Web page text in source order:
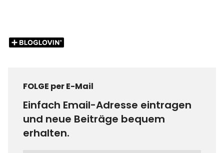
FOLGE per E-Mail
Einfach Email-Adresse eintragen
und neue Beiträge bequem
erhalten.